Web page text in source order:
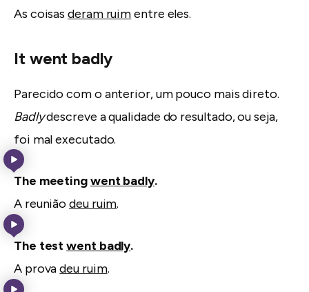
As coisasderam ruimentre eles.
It went badly
Parecido com o anterior, um pouco mais direto.
Badlydescreve a qualidade do resultado, ou seja,
foi mal executado.
The meetingwent badly.
A reuniãodeu ruim.
The testwent badly.
A provadeu ruim.